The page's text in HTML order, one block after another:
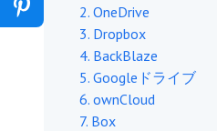
2. OneDrive
3. Dropbox
4. BackBlaze
5. Googleドライブ
6. ownCloud
7. Box